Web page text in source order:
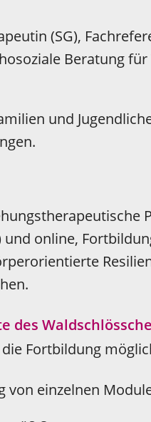
(SG),
Beratung
und
online,
des
Fortbildung
von einzelnen